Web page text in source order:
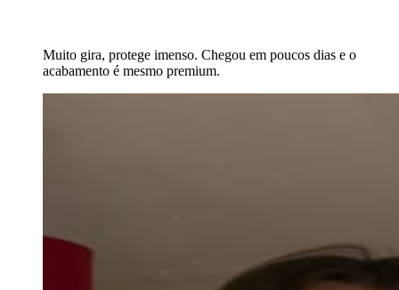
Muito gira, protege imenso. Chegou em poucos dias e o
acabamento é mesmo premium.